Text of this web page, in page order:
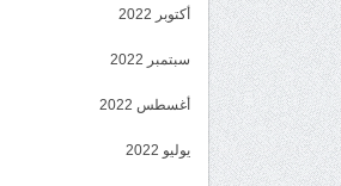
أكتوبر 2022
سبتمبر 2022
أغسطس 2022
يوليو 2022